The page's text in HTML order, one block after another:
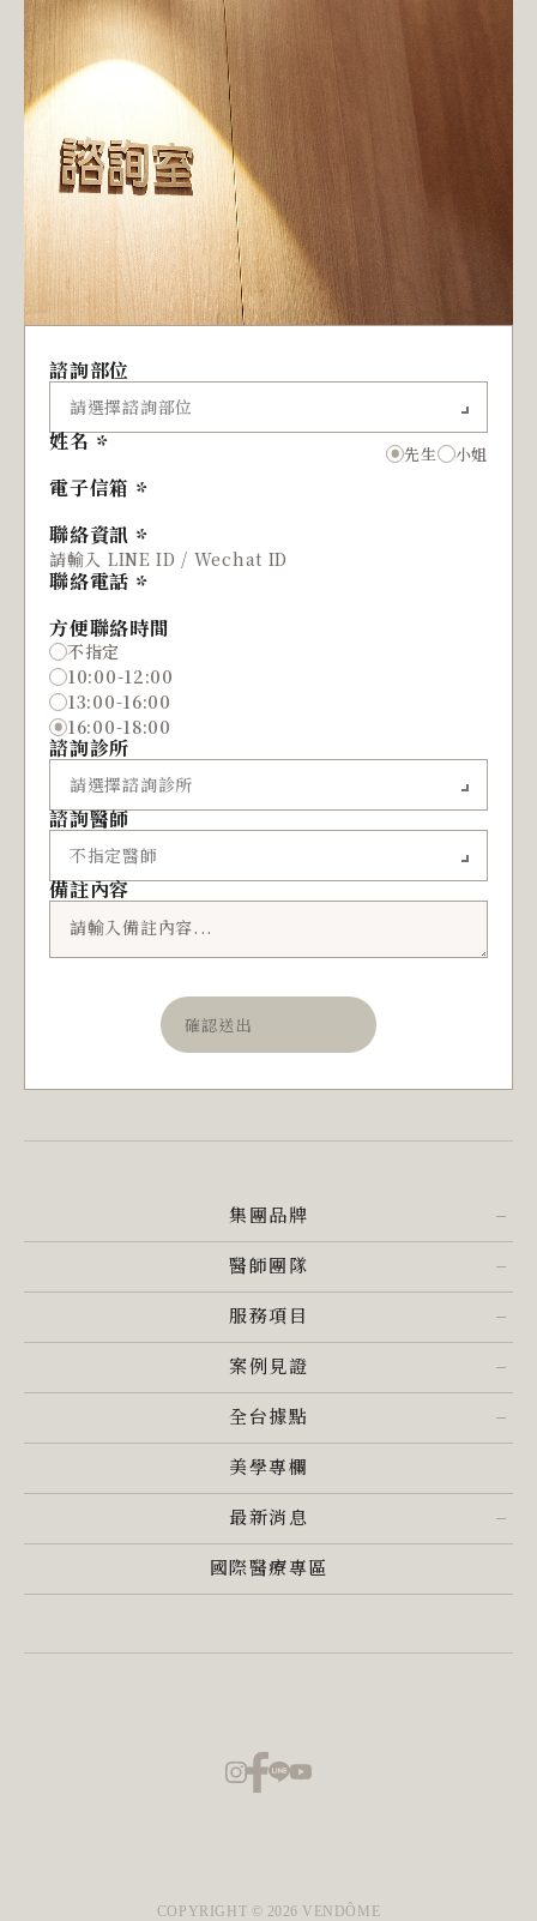
諮詢部位
姓名 先生 小姐
電子信箱
聯絡資訊
聯絡電話
方便聯絡時間
不指定
10:00-12:00
13:00-16:00
16:00-18:00
諮詢診所
諮詢醫師
備註內容
確認送出
集團品牌
醫師團隊
服務項目
案例見證
全台據點
美學專欄
最新消息
國際醫療專區
COPYRIGHT © 2026 VENDÔME